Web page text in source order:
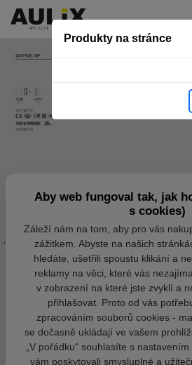
Produkty na stránce
Aby web fungoval tak, jak
s cookies)
Záleží nám na tom, aby pro vás
zážitkem. Abyste na našich
hledáte, ušetřili spoustu klikání a
reklamy na věci, které vás
v zobrazení na které jste zvyklí a
přihlašovat. Proto od vás
zpracováním souborů cookies -
se dočasně ukládají ve vašem
„V pořádku“ souhlasíte s
vám poskytovali smysluplné a